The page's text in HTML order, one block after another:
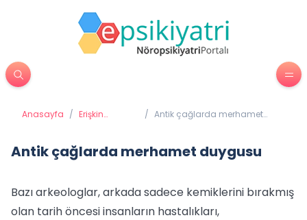
Anasayfa / Erişkin
/ Antik çağlarda merhamet
Antik çağlarda merhamet duygusu
Bazı arkeologlar, arkada sadece kemiklerini bırakmış
olan tarih öncesi insanların hastalıkları,